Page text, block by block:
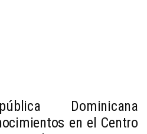
Dominicana
en el Centro